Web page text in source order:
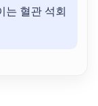
는 혈관 석회